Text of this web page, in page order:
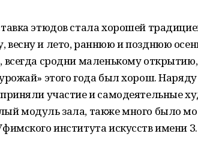
этюдов стала хорошей
и лето, раннюю и позднюю
всегда сродни маленькому
этого года был хорош. Наряду
участие и самодеятельные
модуль зала, также много было
института искусств имени